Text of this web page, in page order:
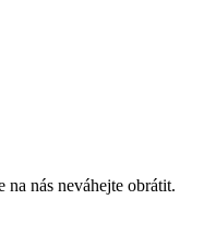
nás neváhejte obrátit.